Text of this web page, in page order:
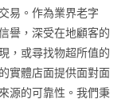
易。作為業界老字
譽，深受在地顧客的
，或尋找物超所值的
實體店面提供面對面
源的可靠性。我們秉